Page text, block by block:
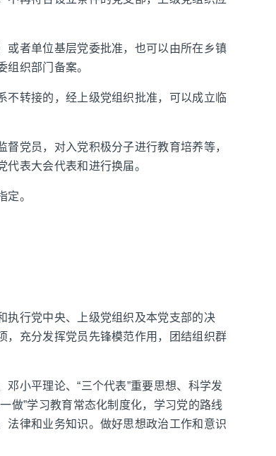
或者单位基层党委批准，也可以由所在乡镇
组织部门备案。
转接的，经上级党组织批准，可以成立临
党员，对入党积极分子进行教育培养等，
表大会代表和进行换届。
定。
执行党中央、上级党组织及本党支部的决
，充分发挥党员先锋模范作用，团结组织群
邓小平理论、“三个代表”重要思想、科学发
做”学习教育常态化制度化，学习党的路线
法律和业务知识。做好思想政治工作和意识